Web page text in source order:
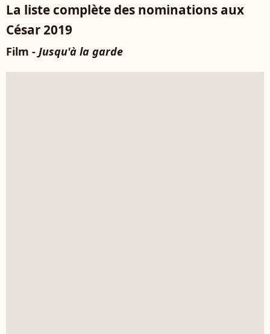
La liste complète des nominations aux
César 2019
Film - Jusqu'à la garde